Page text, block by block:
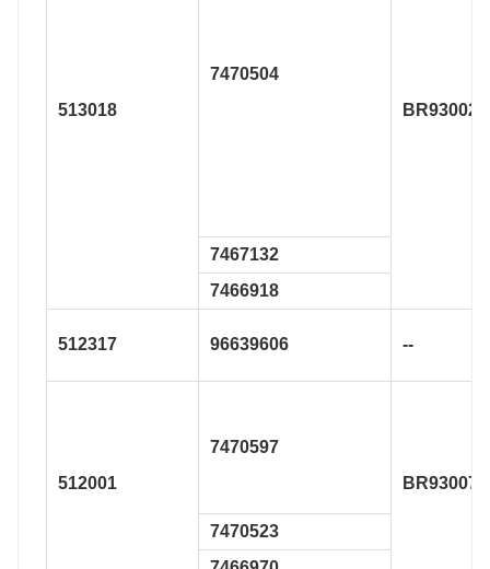
513018
7470504
BR930026
7467132
7466918
512317 96639606 --
512001
7470597
BR930070
7470523